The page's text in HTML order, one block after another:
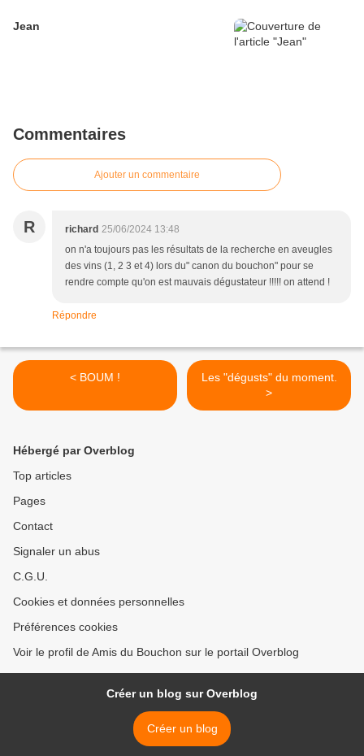
Jean
Commentaires
Ajouter un commentaire
R richard 25/06/2024 13:48
on n'a toujours pas les résultats de la recherche en aveugles
des vins (1, 2 3 et 4) lors du" canon du bouchon" pour se
rendre compte qu'on est mauvais dégustateur !!!!! on attend !
Répondre
< BOUM !
Les "dégusts" du moment.
>
Hébergé par Overblog
Top articles
Pages
Contact
Signaler un abus
C.G.U.
Cookies et données personnelles
Préférences cookies
Voir le profil de Amis du Bouchon sur le portail Overblog
Créer un blog sur Overblog
Créer un blog